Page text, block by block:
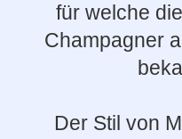
für welche
Champagner
Der Stil von